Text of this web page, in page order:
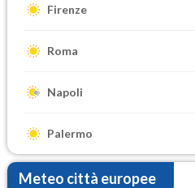
Firenze
Roma
Napoli
Palermo
Meteo città europee